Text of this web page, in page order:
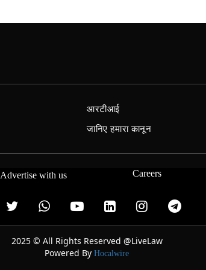
आरटीआई
जानिए हमारा कानून
Advertise with us Careers
2025 © All Rights Reserved @LiveLaw
Powered By Hocalwire